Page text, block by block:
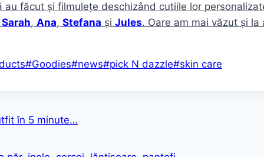
au făcut și filmulețe deschizând cutiile lor
Sarah, Ana, Stefana și Jules. Oare am mai văzut și la
#Goodies#news#pick N dazzle#skin care
în 5 minute…